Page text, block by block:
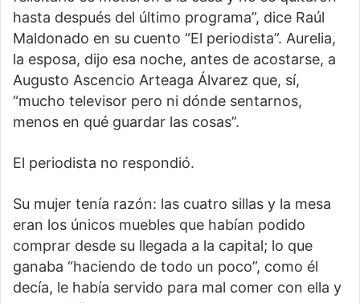
hasta después del último programa”, dice Raúl
Maldonado en su cuento “El periodista”. Aurelia,
la esposa, dijo esa noche, antes de acostarse, a
Augusto Ascencio Arteaga Álvarez que, sí,
“mucho televisor pero ni dónde sentarnos,
menos en qué guardar las cosas”.
El periodista no respondió.
Su mujer tenía razón: las cuatro sillas y la mesa
eran los únicos muebles que habían podido
comprar desde su llegada a la capital; lo que
ganaba “haciendo de todo un poco”, como él
decía, le había servido para mal comer con ella y